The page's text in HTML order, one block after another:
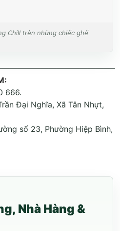
Chill trên những chiếc ghế
666.
Đại Nghĩa, Xã Tân Nhựt,
số 23, Phường Hiệp Bình,
Nhà Hàng &